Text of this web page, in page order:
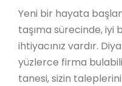
Yeni bir hayata
taşıma sürecinde, iyi
ihtiyacınız vardır.
yüzlerce firma
tanesi, sizin